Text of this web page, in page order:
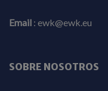
Email : ewk@ewk.eu
SOBRE NOSOTROS